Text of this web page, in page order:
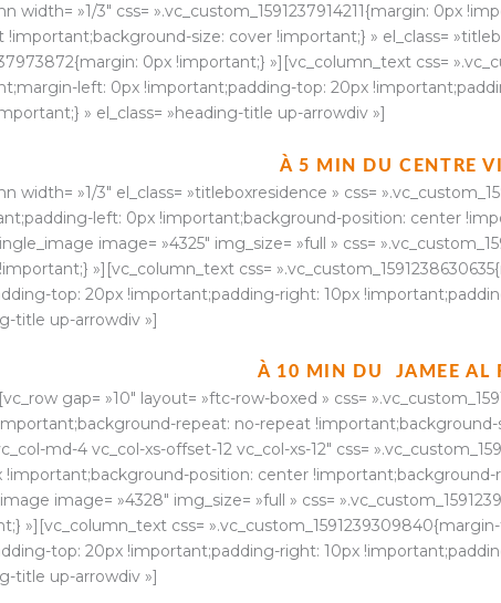
»1/3″ css= ».vc_custom_1591237914211{margin: 0px
size: cover !important;} » el_class=
0px !important;} »][vc_column_text css=
left: 0px !important;padding-top: 20px
» el_class= »heading-title up-arrowdiv »]
À 5 MIN DU CENTRE
width= »1/3″ el_class= »titleboxresidence » css=
left: 0px !important;background-position: center
image= »4325″ img_size= »full » css=
»][vc_column_text css=
top: 20px !important;padding-right: 10px
title up-arrowdiv »]
À 10 MIN DU JAMEE AL
gap= »10″ layout= »ftc-row-boxed » css=
repeat: no-repeat !important;background-
md-4 vc_col-xs-offset-12 vc_col-xs-12″ css=
position: center
image= »4328″ img_size= »full » css=
»][vc_column_text css=
top: 20px !important;padding-right: 10px
title up-arrowdiv »]